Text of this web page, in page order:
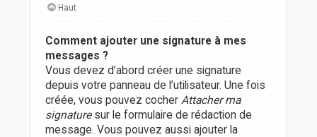
Haut
Comment ajouter une signature à mes
messages ?
Vous devez d’abord créer une signature
depuis votre panneau de l’utilisateur. Une fois
créée, vous pouvez cocher Attacher ma
signaturesur le formulaire de rédaction de
message. Vous pouvez aussi ajouter la